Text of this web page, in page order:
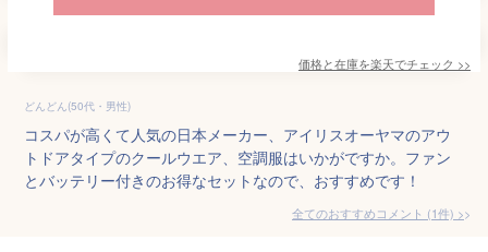
価格と在庫を楽天でチェック >>
どんどん(50代・男性)
コスパが高くて人気の日本メーカー、アイリスオーヤマのアウ
トドアタイプのクールウエア、空調服はいかがですか。ファン
とバッテリー付きのお得なセットなので、おすすめです！
全てのおすすめコメント (1件) >